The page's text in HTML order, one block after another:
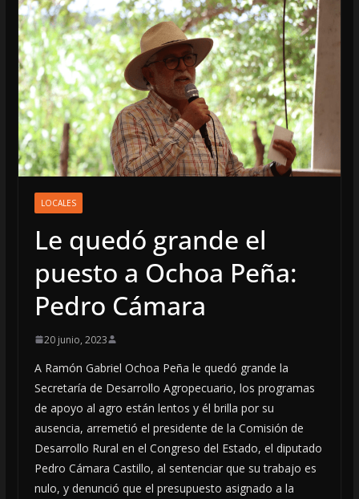
LOCALES
Le quedó grande el
puesto a Ochoa Peña:
Pedro Cámara
20 junio, 2023
A Ramón Gabriel Ochoa Peña le quedó grande la
Secretaría de Desarrollo Agropecuario, los programas
de apoyo al agro están lentos y él brilla por su
ausencia, arremetió el presidente de la Comisión de
Desarrollo Rural en el Congreso del Estado, el diputado
Pedro Cámara Castillo, al sentenciar que su trabajo es
nulo, y denunció que el presupuesto asignado a la